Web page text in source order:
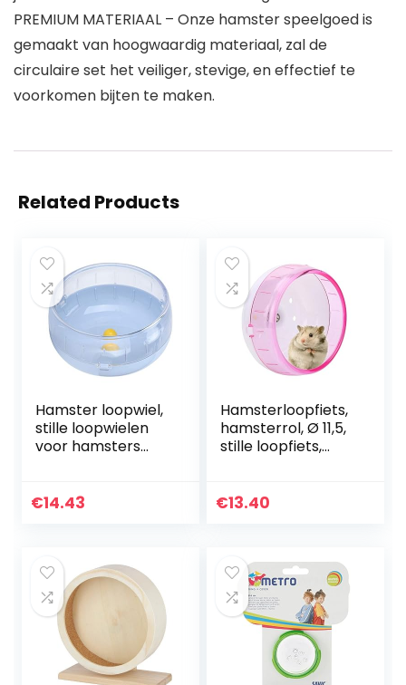
PREMIUM MATERIAAL – Onze hamster speelgoed is
gemaakt van hoogwaardig materiaal, zal de
circulaire set het veiliger, stevige, en effectief te
voorkomen bijten te maken.
Related Products
Hamster loopwiel,
stille loopwielen
voor hamsters
entertainment(blu
€14.43
Hamsterloopfiets,
hamsterrol, Ø 11,5,
stille loopfiets,
racemuis en rat
€13.40